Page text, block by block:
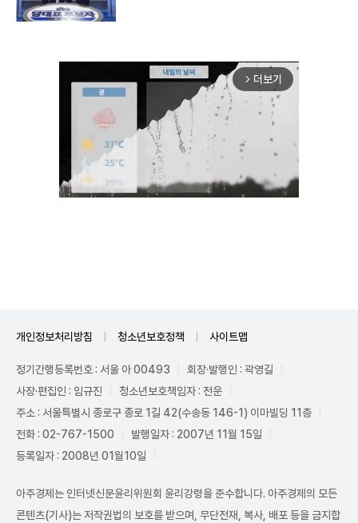
arrow_forward_ios 더보기
개인정보처리방침 청소년보호정책 사이트맵
정기간행등록번호 : 서울 아 00493
회장·발행인 : 곽영길
사장·편집인 : 임규진
청소년보호책임자 : 전운
주소 : 서울특별시 종로구 종로 1길 42(수송동 146-1) 이마빌딩 11층
전화 : 02-767-1500
발행일자 : 2007년 11월 15일
등록일자 : 2008년 01월10일
아주경제는 인터넷신문윤리위원회 윤리강령을 준수합니다. 아주경제의 모든
콘텐츠(기사)는 저작권법의 보호를 받으며, 무단전재, 복사, 배포 등을 금지합